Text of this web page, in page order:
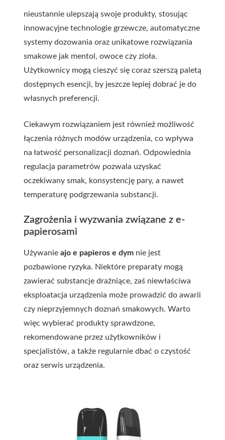
nieustannie ulepszają swoje produkty, stosując
innowacyjne technologie grzewcze, automatyczne
systemy dozowania oraz unikatowe rozwiązania
smakowe jak mentol, owoce czy zioła.
Użytkownicy mogą cieszyć się coraz szerszą paletą
dostępnych esencji, by jeszcze lepiej dobrać je do
własnych preferencji.
Ciekawym rozwiązaniem jest również możliwość
łączenia różnych modów urządzenia, co wpływa
na łatwość personalizacji doznań. Odpowiednia
regulacja parametrów pozwala uzyskać
oczekiwany smak, konsystencję pary, a nawet
temperaturę podgrzewania substancji.
Zagrożenia i wyzwania związane z e-
papierosami
Używanie ajo e papieros e dym nie jest
pozbawione ryzyka. Niektóre preparaty mogą
zawierać substancje drażniące, zaś niewłaściwa
eksploatacja urządzenia może prowadzić do awarii
czy nieprzyjemnych doznań smakowych. Warto
więc wybierać produkty sprawdzone,
rekomendowane przez użytkowników i
specjalistów, a także regularnie dbać o czystość
oraz serwis urządzenia.